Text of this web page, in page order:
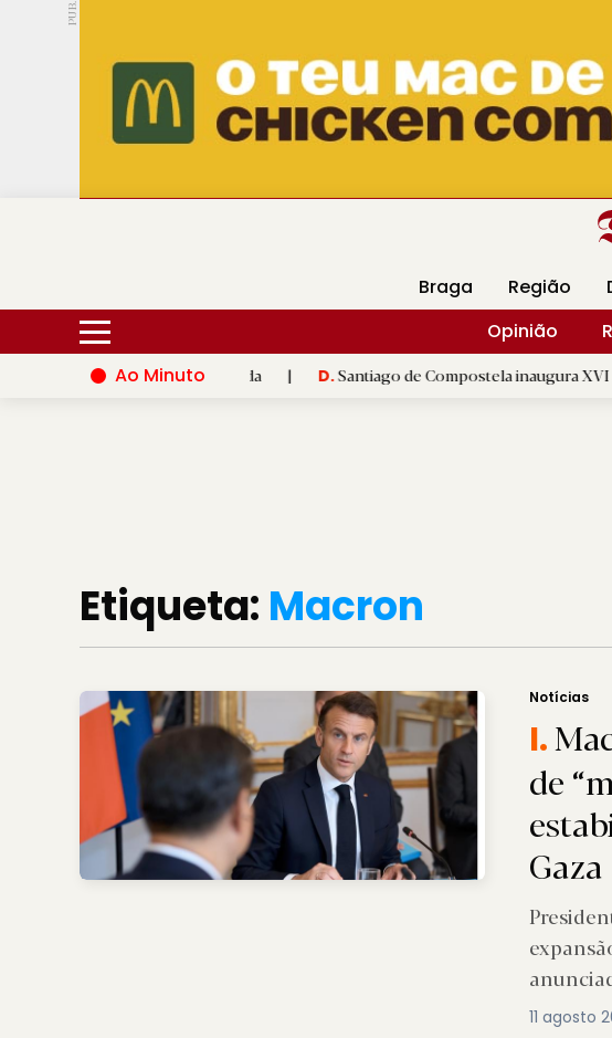
PUB.
Hoje 16ºC 26ºC DMtv Revista Minha
Braga Região
Opinião
Ao Minuto
do mundo da moda | Santiago de Compostela inaugura XVI Jogos do
Etiqueta: Macron
Notícias
I.
de
Gaza
11 agosto